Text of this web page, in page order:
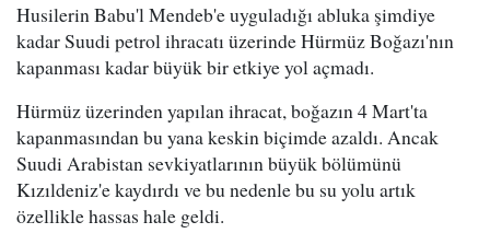
Husilerin Babu'l Mendeb'e uyguladığı abluka şimdiye
kadar Suudi petrol ihracatı üzerinde Hürmüz Boğazı'nın
kapanması kadar büyük bir etkiye yol açmadı.
Hürmüz üzerinden yapılan ihracat, boğazın 4 Mart'ta
kapanmasından bu yana keskin biçimde azaldı. Ancak
Suudi Arabistan sevkiyatlarının büyük bölümünü
Kızıldeniz'e kaydırdı ve bu nedenle bu su yolu artık
özellikle hassas hale geldi.